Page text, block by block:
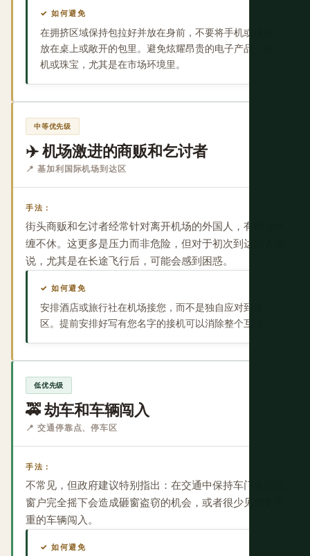
✓ 如何避免
在拥挤区域保持包拉好并放在身前，不要将手机或钱包
放在桌上或敞开的包里。避免炫耀昂贵的电子产品、相
机或珠宝，尤其是在市场环境里。
中等优先级
✈️ 机场激进的商贩和乞讨者
📍 基加利国际机场到达区
手法：
街头商贩和乞讨者经常针对离开机场的外国人，有时会纠
缠不休。这更多是压力而非危险，但对于初次到达的人来
说，尤其是在长途飞行后，可能会感到困惑。
✓ 如何避免
安排酒店或旅行社在机场接您，而不是独自应对到达
区。提前安排好写有您名字的接机可以消除整个互动。
低优先级
🚕 劫车和车辆闯入
📍 交通停靠点、停车区
手法：
不常见，但政府建议特别指出：在交通中保持车门未锁或
窗户完全摇下会造成砸窗盗窃的机会，或者很少见但更严
重的车辆闯入。
✓ 如何避免